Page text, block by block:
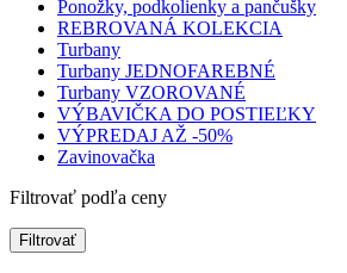
Ponožky, podkolienky a pančušky
REBROVANÁ KOLEKCIA
Turbany
Turbany JEDNOFAREBNÉ
Turbany VZOROVANÉ
VÝBAVIČKA DO POSTIEĽKY
VÝPREDAJ AŽ -50%
Zavinovačka
Filtrovať podľa ceny
Filtrovať